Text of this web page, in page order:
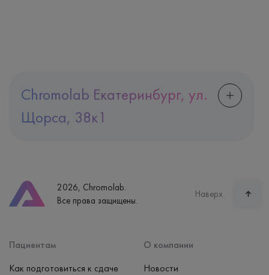
Chromolab Екатеринбург, ул.
Щорса, 38к1
Часы работы
пн-вс: 7:30-15:00
2026, Chromolab.
Все права защищены.
Наверх
Пациентам
Как подготовиться к сдаче
О компании
Новости